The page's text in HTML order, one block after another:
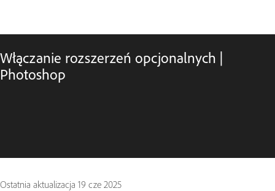
Włączanie rozszerzeń opcjonalnych |
Photoshop
Ostatnia aktualizacja 19 cze 2025